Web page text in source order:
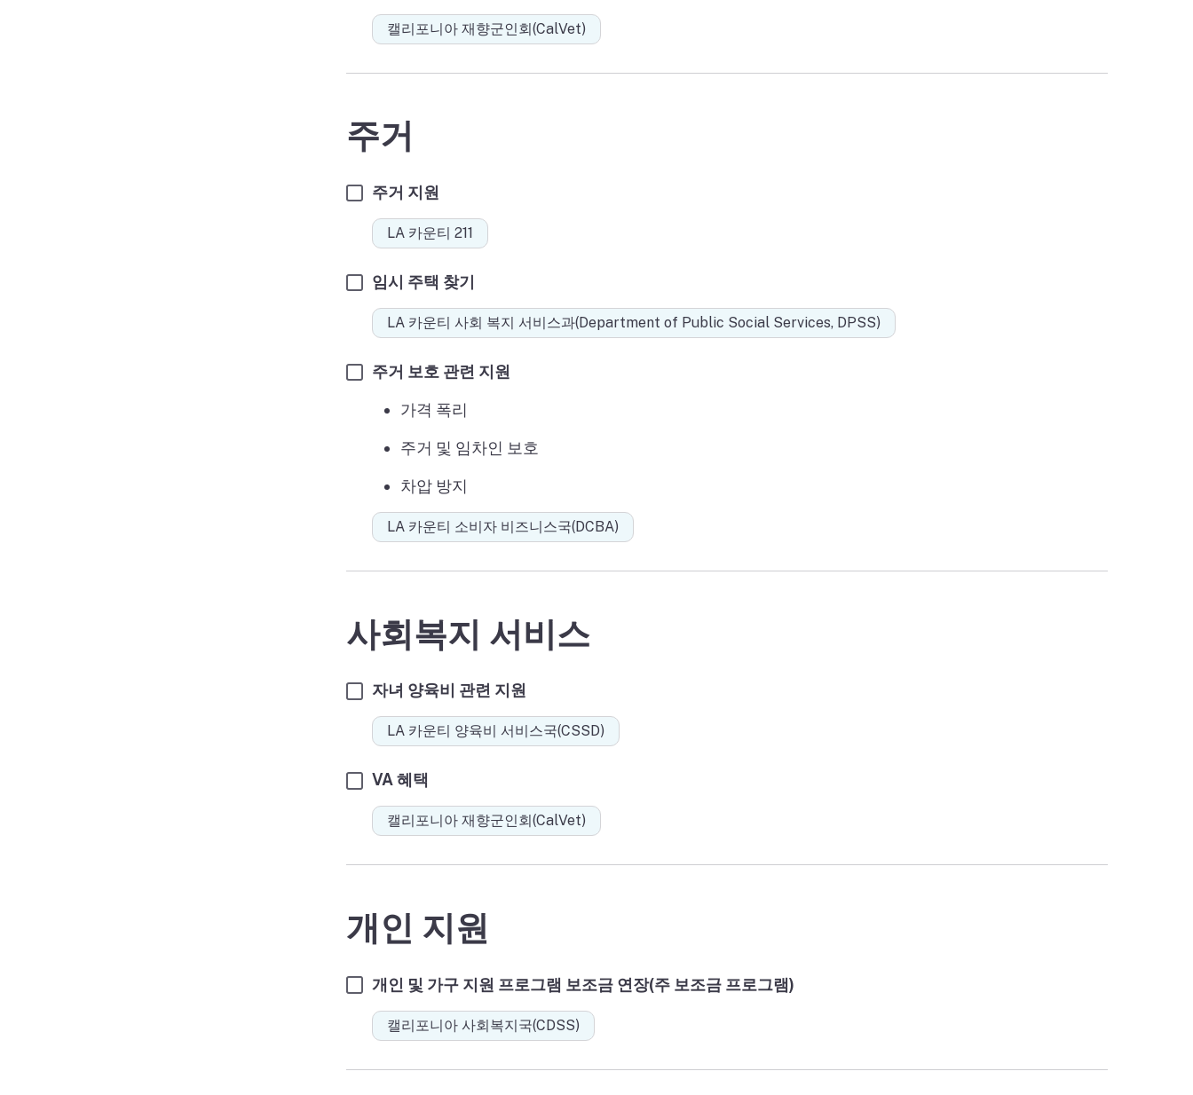
캘리포니아 재향군인회(CalVet)
주거
주거 지원
LA 카운티 211
임시 주택 찾기
LA 카운티 사회 복지 서비스과(Department of Public Social Services, DPSS)
주거 보호 관련 지원
가격 폭리
주거 및 임차인 보호
차압 방지
LA 카운티 소비자 비즈니스국(DCBA)
사회복지 서비스
자녀 양육비 관련 지원
LA 카운티 양육비 서비스국(CSSD)
VA 혜택
캘리포니아 재향군인회(CalVet)
개인 지원
개인 및 가구 지원 프로그램 보조금 연장(주 보조금 프로그램)
캘리포니아 사회복지국(CDSS)